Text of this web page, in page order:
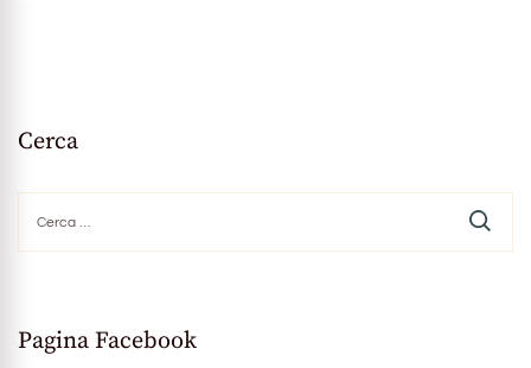
Cerca
per:
Pagina Facebook